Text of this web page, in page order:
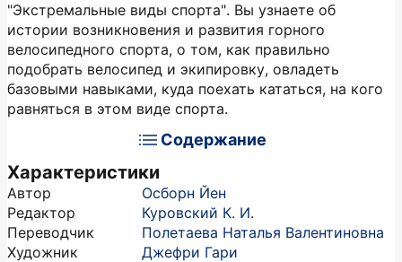
"Экстремальные виды спорта". Вы узнаете об
истории возникновения и развития горного
велосипедного спорта, о том, как правильно
подобрать велосипед и экипировку, овладеть
базовыми навыками, куда поехать кататься, на кого
равняться в этом виде спорта.
Содержание
Характеристики
Автор
Осборн Йен
Редактор
Куровский К. И.
Переводчик
Полетаева Наталья Валентиновна
Художник
Джефри Гари